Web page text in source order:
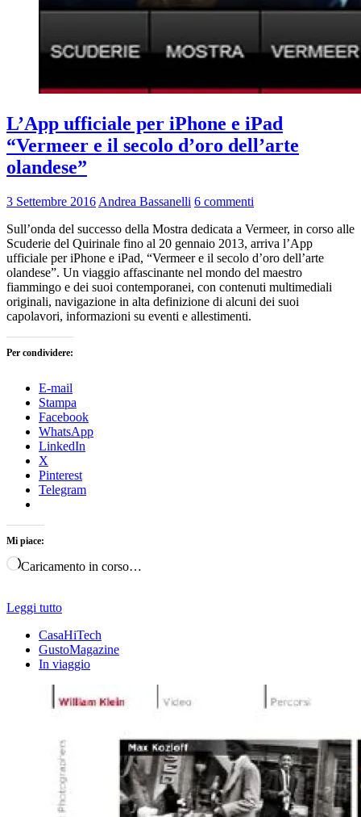
L’App ufficiale per iPhone e iPad
“Vermeer e il secolo d’oro dell’arte
olandese”
3 Settembre 2016 Andrea Bassanelli 6 commenti
Sull’onda del successo della Mostra dedicata a Vermeer, in corso alle
Scuderie del Quirinale fino al 20 gennaio 2013, arriva l’App
ufficiale per iPhone e iPad, “Vermeer e il secolo d’oro dell’arte
olandese”. Un viaggio affascinante nel mondo del maestro
fiammingo e dei suoi contemporanei, con contenuti multimediali
originali, navigazione in alta definizione di alcuni dei suoi
capolavori, informazioni su eventi e allestimenti.
Per condividere:
E-mail
Stampa
Facebook
WhatsApp
LinkedIn
X
Pinterest
Telegram
Mi piace:
Caricamento in corso…
Leggi tutto
CasaHiTech
GustoMagazine
In viaggio